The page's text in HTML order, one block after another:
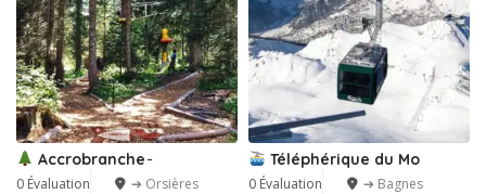
Accrobranche ̵
0 Évaluation ➔ Orsières
Téléphérique du Mo
0 Évaluation ➔ Bagnes